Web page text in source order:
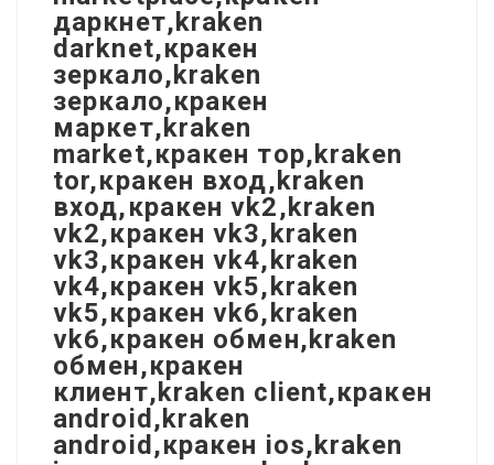
даркнет,kraken
darknet,кракен
зеркало,kraken
зеркало,кракен
маркет,kraken
market,кракен тор,kraken
tor,кракен вход,kraken
вход,кракен vk2,kraken
vk2,кракен vk3,kraken
vk3,кракен vk4,kraken
vk4,кракен vk5,kraken
vk5,кракен vk6,kraken
vk6,кракен обмен,kraken
обмен,кракен
клиент,kraken client,кракен
android,kraken
android,кракен ios,kraken